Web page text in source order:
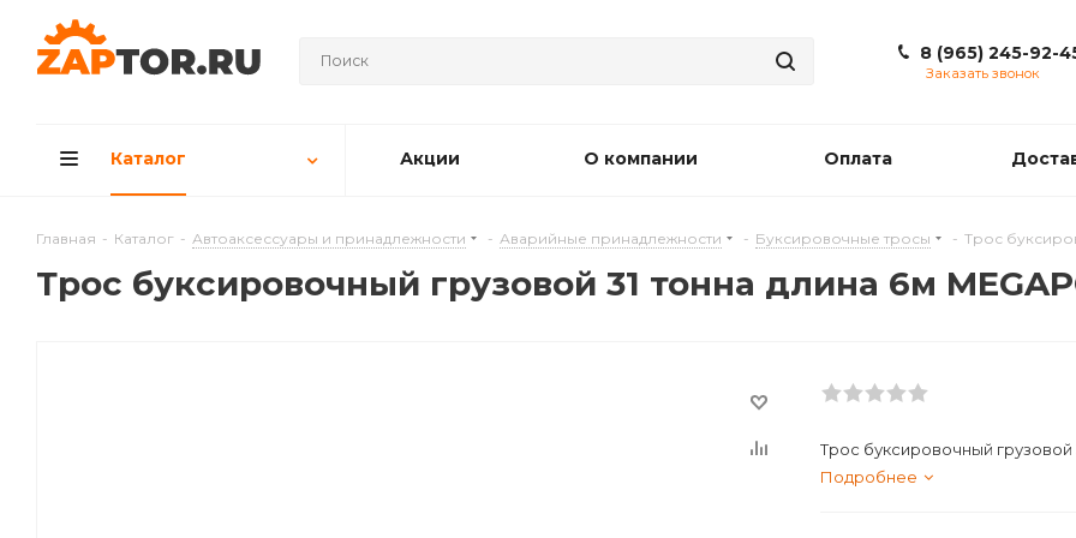
8 (965) 245-92-
Заказать звонок
Каталог Акции О компании Оплата
Главная - Каталог - Автоаксессуары и принадлежности - Аварийные принадлежности - Буксировочные тросы - Трос
Трос буксировочный грузовой 31 тонна длина 6м
Трос буксировочный грузовой
Подробнее